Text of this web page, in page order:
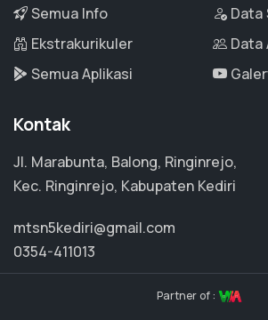
Semua Info
Ekstrakurikuler
Semua Aplikasi
Data
Data
Kontak
Jl. Marabunta, Balong, Ringinrejo,
Kec. Ringinrejo, Kabupaten Kediri
mtsn5kediri@gmail.com
0354-411013
Partner of :